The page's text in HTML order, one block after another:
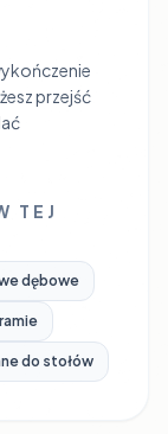
przejść
TEJ
dębowe
do stołów